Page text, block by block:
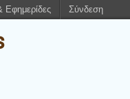
Εφημερίδες Σύνδεση